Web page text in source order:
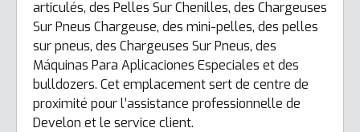
articulés, des Pelles Sur Chenilles, des Chargeuses
Sur Pneus Chargeuse, des mini-pelles, des pelles
sur pneus, des Chargeuses Sur Pneus, des
Máquinas Para Aplicaciones Especiales et des
bulldozers. Cet emplacement sert de centre de
proximité pour l’assistance professionnelle de
Develon et le service client.